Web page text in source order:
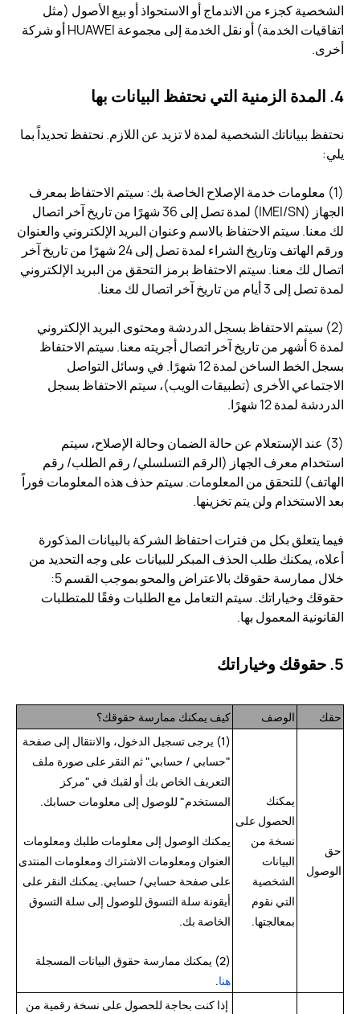
الشخصية كجزء من الاندماج أو الاستحواذ أو بيع الأصول (مثل
اتفاقيات الخدمة) أو نقل الخدمة إلى مجموعة HUAWEI أو شركة
أخرى.
4. المدة الزمنية التي نحتفظ البيانات بها
نحتفظ ببياناتك الشخصية لمدة لا تزيد عن اللازم. نحتفظ تحديداً بما
يلي:
(1) معلومات خدمة الإصلاح الخاصة بك: سيتم الاحتفاظ بمعرف
الجهاز (IMEI/SN) لمدة تصل إلى 36 شهرًا من تاريخ آخر اتصال
لك معنا. سيتم الاحتفاظ بالاسم وعنوان البريد الإلكتروني والعنوان
ورقم الهاتف وتاريخ الشراء لمدة تصل إلى 24 شهرًا من تاريخ آخر
اتصال لك معنا. سيتم الاحتفاظ برمز التحقق من البريد الإلكتروني
لمدة تصل إلى 3 أيام من تاريخ آخر اتصال لك معنا.
(2) سيتم الاحتفاظ بسجل الدردشة ومحتوى البريد الإلكتروني
لمدة 6 أشهر من تاريخ آخر اتصال أجريته معنا. سيتم الاحتفاظ
بسجل الخط الساخن لمدة 12 شهرًا. في وسائل التواصل
الاجتماعي الأخرى (تطبيقات الويب)، سيتم الاحتفاظ بسجل
الدردشة لمدة 12 شهرًا.
(3) عند الإستعلام عن حالة الضمان وحالة الإصلاح، سيتم
استخدام معرف الجهاز (الرقم التسلسلي/ رقم الطلب/ رقم
الهاتف) للتحقق من المعلومات. سيتم حذف هذه المعلومات فوراً
بعد الاستخدام ولن يتم تخزينها.
فيما يتعلق بكل من فترات احتفاظ الشركة بالبيانات المذكورة
أعلاه، يمكنك طلب الحذف المبكر للبيانات على وجه التحديد من
خلال ممارسة حقوقك بالاعتراض والمحو بموجب القسم 5:
حقوقك وخياراتك. سيتم التعامل مع الطلبات وفقًا للمتطلبات
القانونية المعمول بها.
5. حقوقك وخياراتك
حقك الوصف كيف يمكنك ممارسة حقوقك؟
حق
الوصول
يمكنك
الحصول على
نسخة من
البيانات
الشخصية
التي نقوم
بمعالجتها.
(1) يرجى تسجيل الدخول، والانتقال إلى صفحة
"حسابي / حسابي" ثم النقر على صورة ملف
التعريف الخاص بك أو لقبك في "مركز
المستخدم" للوصول إلى معلومات حسابك.
يمكنك الوصول إلى معلومات طلبك ومعلومات
العنوان ومعلومات الاشتراك ومعلومات المنتدى
على صفحة حسابي/ حسابي. يمكنك النقر على
أيقونة سلة التسوق للوصول إلى سلة التسوق
الخاصة بك.
(2) يمكنك ممارسة حقوق البيانات المسجلة
هنا.
إذا كنت بحاجة للحصول على نسخة رقمية من